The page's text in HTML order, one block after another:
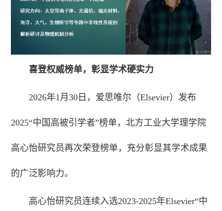
喜登权威榜单，彰显学术硬实力
2026年1月30日，爱思唯尔（Elsevier）发布
2025“中国高被引学者”榜单，北方工业大学理学院
高心怡研究员再次荣登榜单，充分彰显其学术成果
的广泛影响力。
高心怡研究员连续入选2023-2025年Elsevier“中